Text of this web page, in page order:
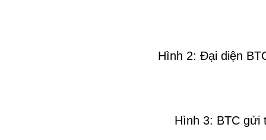
Hình 2: Đại diện
Hình 3: BTC gửi